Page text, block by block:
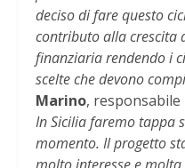
deciso di fare questo
contributo alla crescita
finanziaria rendendo i
scelte che devono
Marino, responsabile
In Sicilia faremo tappa
momento. Il progetto